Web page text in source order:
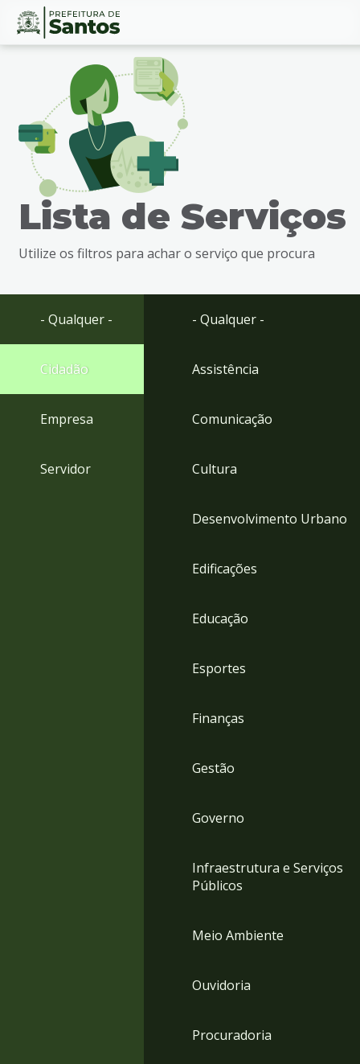
Ir
busca
Ir
rodapé
Conteúdo
Lista de Serviços
Utilize os filtros para achar o serviço que procura
- Qualquer -
Cidadão
Empresa
Servidor
- Qualquer -
Assistência
Comunicação
Cultura
Desenvolvimento Urbano
Edificações
Educação
Esportes
Finanças
Gestão
Governo
Infraestrutura e Serviços
Públicos
Meio Ambiente
Ouvidoria
Procuradoria